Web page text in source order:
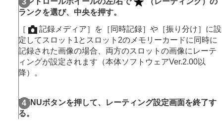
クリップフラグ
トリミング
動画から静止画を切り出す
メモリーカード間で画像をコピーする（コピー）
画像を削除する
テレビと接続して画像を見る
スマートフォンでできること
パソコンでできること
クラウドサービスを利用する
ランクを選び、中央を押す。
［
記録メディア］ を ［同時記録］ や［振り分け］ に設
定してスロット1とスロット2のメモリーカードに同時に
記録された画像の場合、両方のスロットの画像にレーテ
ィングが設定されます（本体ソフトウェアVer.2.00以
降）。
MENUボタンを押して、レーティング設定画面を終了す
る。